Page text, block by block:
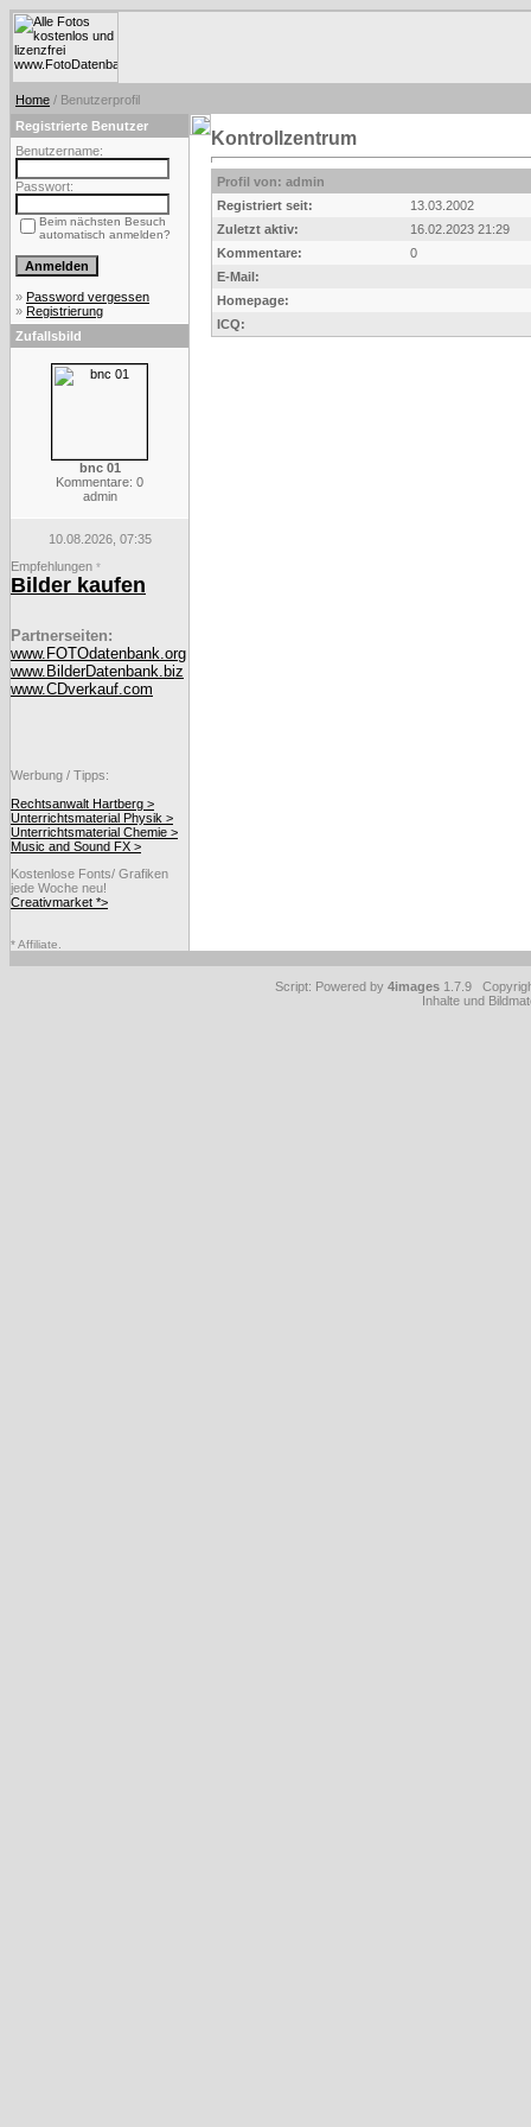
Home / Benutzerprofil
Registrierte Benutzer
Benutzername:
Passwort:
Beim nächsten Besuch
automatisch anmelden?
» Password vergessen
» Registrierung
Zufallsbild
bnc 01
Kommentare: 0
admin
10.08.2026, 07:35
Empfehlungen *
Bilder kaufen
Partnerseiten:
www.FOTOdatenbank.org
www.BilderDatenbank.biz
www.CDverkauf.com
Werbung / Tipps:
Rechtsanwalt Hartberg >
Unterrichtsmaterial Physik >
Unterrichtsmaterial Chemie >
Music and Sound FX >
Kostenlose Fonts/ Grafiken
jede Woche neu!
Creativmarket *>
* Affiliate.
Kontrollzentrum
Profil von: admin
Registriert seit:
13.03.2002
Zuletzt aktiv:
16.02.2023 21:29
Kommentare:
0
E-Mail:
Homepage:
ICQ:
Script: Powered by 4images 1.7.9
Inhalte und